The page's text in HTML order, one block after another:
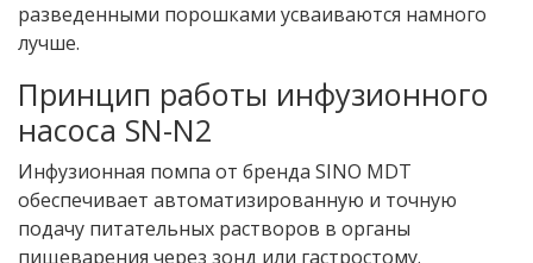
разведенными порошками усваиваются намного
лучше.
Принцип работы инфузионного
насоса SN-N2
Инфузионная помпа от бренда SINO MDT
обеспечивает автоматизированную и точную
подачу питательных растворов в органы
пищеварения через зонд или гастростому.